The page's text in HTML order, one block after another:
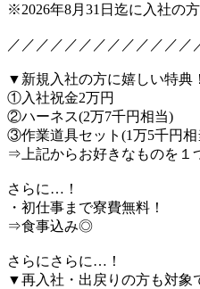
※2026年8月31日迄に入社の方
／／／／／／／／／／／／／
▼新規入社の方に嬉しい特典！
①入社祝金2万円
②ハーネス(2万7千円相当)
③作業道具セット(1万5千円相
⇒上記からお好きなものを１
さらに…！
・初仕事まで寮費無料！
⇒食事込み◎
さらにさらに…！
▼再入社・出戻りの方も対象